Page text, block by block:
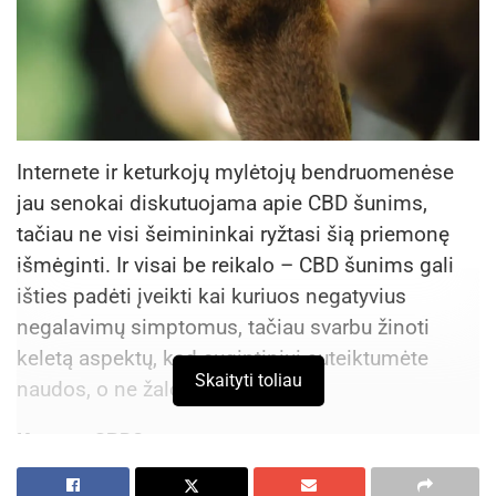
Internete ir keturkojų mylėtojų bendruomenėse
jau senokai diskutuojama apie CBD šunims,
tačiau ne visi šeimininkai ryžtasi šią priemonę
išmėginti. Ir visai be reikalo – CBD šunims gali
išties padėti įveikti kai kuriuos negatyvius
negalavimų simptomus, tačiau svarbu žinoti
keletą aspektų, kad augintiniui suteiktumėte
naudos, o ne žalos.
Kas yra CBD?
Skaityti toliau